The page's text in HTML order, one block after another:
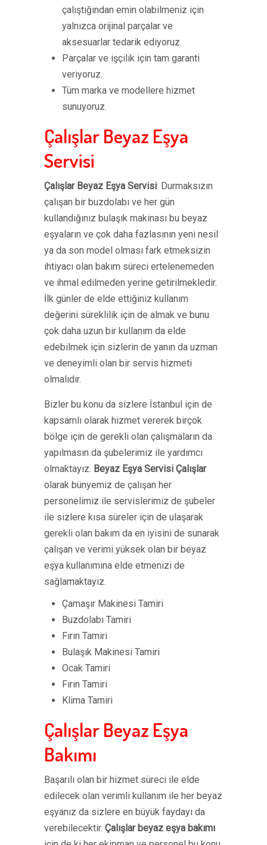
çalıştığından emin olabilmeniz için
yalnızca orijinal parçalar ve
aksesuarlar tedarik ediyoruz.
Parçalar ve işçilik için tam garanti
veriyoruz.
Tüm marka ve modellere hizmet
sunuyoruz.
Çalışlar Beyaz Eşya
Servisi
Çalışlar Beyaz Eşya Servisi: Durmaksızın
çalışan bir buzdolabı ve her gün
kullandığınız bulaşık makinası bu beyaz
eşyaların ve çok daha fazlasının yeni nesil
ya da son model olması fark etmeksizin
ihtiyacı olan bakım süreci ertelenemeden
ve ihmal edilmeden yerine getirilmekledir.
İlk günler de elde ettiğiniz kullanım
değerini süreklilik için de almak ve bunu
çok daha uzun bir kullanım da elde
edebilmek için sizlerin de yanın da uzman
ve deneyimli olan bir servis hizmeti
olmalıdır.
Bizler bu konu da sizlere İstanbul için de
kapsamlı olarak hizmet vererek birçok
bölge için de gerekli olan çalışmaların da
yapılmasın da şubelerimiz ile yardımcı
olmaktayız. Beyaz Eşya Servisi Çalışlar
olarak bünyemiz de çalışan her
personelimiz ile servislerimiz de şubeler
ile sizlere kısa süreler için de ulaşarak
gerekli olan bakım da en iyisini de sunarak
çalışan ve verimi yüksek olan bir beyaz
eşya kullanımına elde etmenizi de
sağlamaktayız.
Çamaşır Makinesi Tamiri
Buzdolabı Tamiri
Fırın Tamiri
Bulaşık Makinesi Tamiri
Ocak Tamiri
Fırın Tamiri
Klima Tamiri
Çalışlar Beyaz Eşya
Bakımı
Başarılı olan bir hizmet süreci ile elde
edilecek olan verimli kullanım ile her beyaz
eşyanız da sizlere en büyük faydayı da
verebilecektir. Çalışlar beyaz eşya bakımı